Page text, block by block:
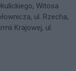
Witosa
ul. Rzecha,
Krajowej, ul.